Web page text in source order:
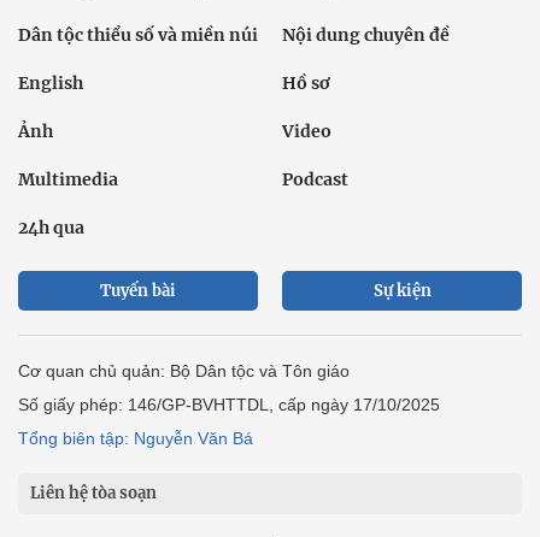
Dân tộc thiểu số và miền núi Nội dung chuyên đề
English Hồ sơ
Ảnh Video
Multimedia Podcast
24h qua
Tuyến bài Sự kiện
Cơ quan chủ quản: Bộ Dân tộc và Tôn giáo
Số giấy phép: 146/GP-BVHTTDL, cấp ngày 17/10/2025
Tổng biên tập: Nguyễn Văn Bá
Liên hệ tòa soạn